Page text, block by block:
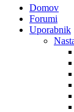
Domov
Forumi
Uporabnik